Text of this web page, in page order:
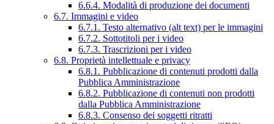
6.6.4. Modalità di produzione dei documenti
6.7. Immagini e video
6.7.1. Testo alternativo (alt text) per le immagini
6.7.2. Sottotitoli per i video
6.7.3. Trascrizioni per i video
6.8. Proprietà intellettuale e privacy
6.8.1. Pubblicazione di contenuti prodotti dalla
Pubblica Amministrazione
6.8.2. Pubblicazione di contenuti non prodotti
dalla Pubblica Amministrazione
6.8.3. Consenso dei soggetti ritratti